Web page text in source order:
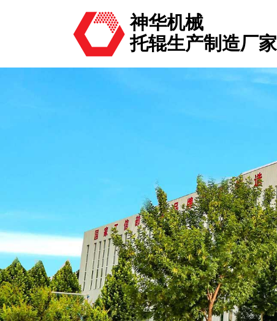
神华机械
托辊生产制造厂家